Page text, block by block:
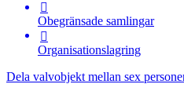

Obegränsade samlingar

Organisationslagring
Dela valvobjekt mellan sex